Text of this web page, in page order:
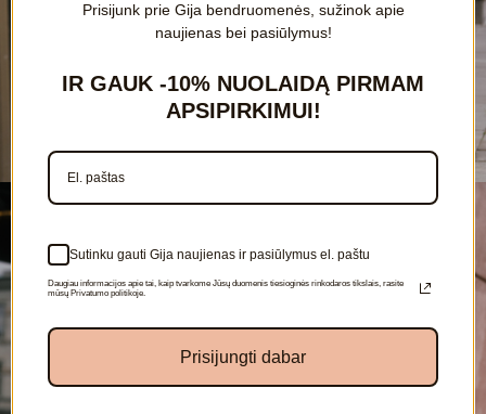
Prisijunk prie Gija bendruomenės, sužinok apie
naujienas bei pasiūlymus!
IR GAUK -10% NUOLAIDĄ PIRMAM
APSIPIRKIMUI!
Sutinku gauti Gija naujienas ir pasiūlymus el. paštu
Daugiau informacijos apie tai, kaip tvarkome Jūsų duomenis tiesioginės rinkodaros tikslais, rasite
mūsų Privatumo politikoje.
Prisijungti dabar